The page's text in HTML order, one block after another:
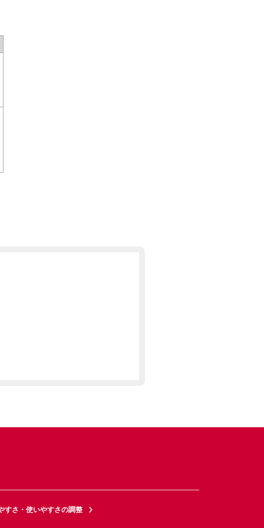
すさ・使いやすさの調整